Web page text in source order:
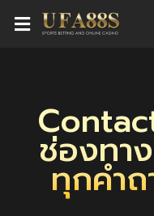
ช่องทา
ทุกคำ